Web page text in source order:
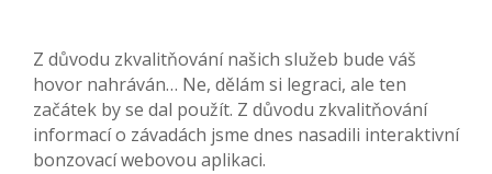
Z důvodu zkvalitňování našich služeb bude váš
hovor nahráván… Ne, dělám si legraci, ale ten
začátek by se dal použít. Z důvodu zkvalitňování
informací o závadách jsme dnes nasadili interaktivní
bonzovací webovou aplikaci.